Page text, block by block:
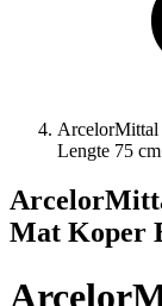
Lengte 75 cm
Mat Koper